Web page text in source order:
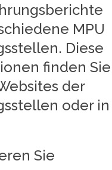
MPU
Diese
finden Sie
der
oder in
Sie